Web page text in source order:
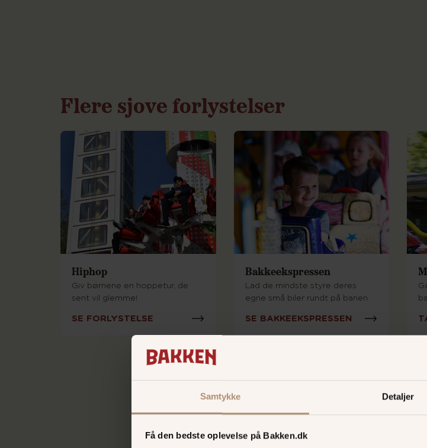
Samtykke Detaljer
Få den bedste oplevelse på Bakken.dk
Flere sjove forlystelser
Hiphop
Giv børnene en hoppetur, de
sent vil glemme!
SE FORLYSTELSE
Bakkeekspressen
Lad de mindste styre deres
egne små biler rundt på banen
SE BAKKEEKSPRESSEN